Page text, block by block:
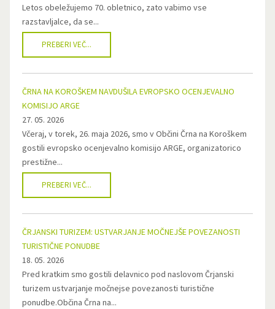
Letos obeležujemo 70. obletnico, zato vabimo vse
razstavljalce, da se...
PREBERI VEČ...
ČRNA NA KOROŠKEM NAVDUŠILA EVROPSKO OCENJEVALNO
KOMISIJO ARGE
27. 05. 2026
Včeraj, v torek, 26. maja 2026, smo v Občini Črna na Koroškem
gostili evropsko ocenjevalno komisijo ARGE, organizatorico
prestižne...
PREBERI VEČ...
ČRJANSKI TURIZEM: USTVARJANJE MOČNEJŠE POVEZANOSTI
TURISTIČNE PONUDBE
18. 05. 2026
Pred kratkim smo gostili delavnico pod naslovom Črjanski
turizem ustvarjanje močnejse povezanosti turistične
ponudbe.Občina Črna na...